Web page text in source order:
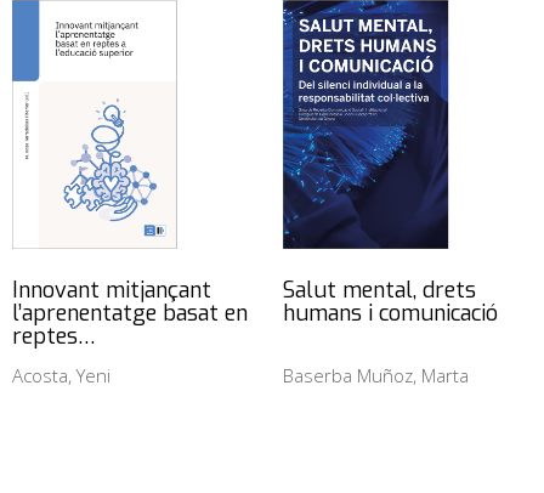
Innovant mitjançant
l’aprenentatge basat en
reptes…
Acosta, Yeni
Salut mental, drets
humans i comunicació
Baserba Muñoz, Marta